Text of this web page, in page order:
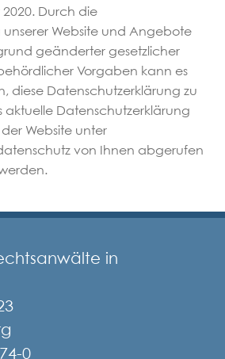
Durch die
Website und Angebote
geänderter gesetzlicher
Vorgaben kann es
diese Datenschutzerklärung zu
aktuelle Datenschutzerklärung
Website unter
von Ihnen abgerufen
in
0